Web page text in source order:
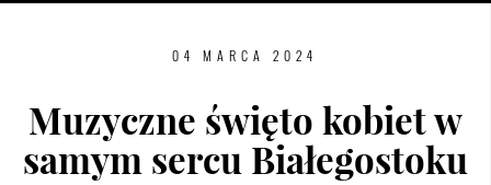
04 MARCA 2024
Muzyczne święto kobiet w
samym sercu Białegostoku